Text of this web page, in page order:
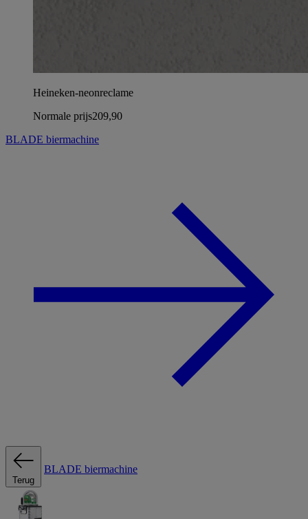
Heineken-neonreclame
Normale prijs209,90
BLADE biermachine
Terug
BLADE biermachine